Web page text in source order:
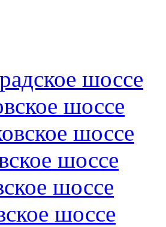
шоссе
шоссе
шоссе
шоссе
шоссе
шоссе